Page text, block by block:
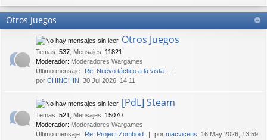
Otros Juegos
Otros Juegos
Temas: 537 Mensajes: 11821
Moderador: Moderadores Wargames
Último mensaje: Re: Nuevo táctico a la vista:…
por CHINCHIN , 30 Jul 2026, 14:11
[PdL] Steam
Temas: 521 Mensajes: 15070
Moderador: Moderadores Wargames
Último mensaje: Re: Project Zomboid. por macvicens , 16 May 2026, 13:59